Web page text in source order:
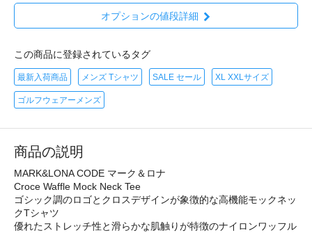
オプションの値段詳細
この商品に登録されているタグ
最新入荷商品 メンズ Tシャツ SALE セール XL XXLサイズ
ゴルフウェアーメンズ
商品の説明
MARK&LONA CODE マーク＆ロナ
Croce Waffle Mock Neck Tee
ゴシック調のロゴとクロスデザインが象徴的な高機能モックネッ
クTシャツ
優れたストレッチ性と滑らかな肌触りが特徴のナイロンワッフル